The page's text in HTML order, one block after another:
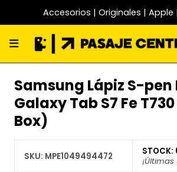
Accesorios | Originales | Apple
Samsung Lápiz S-pen
Galaxy Tab S7 Fe
Box)
SKU: MPE1049494472 STOCK: